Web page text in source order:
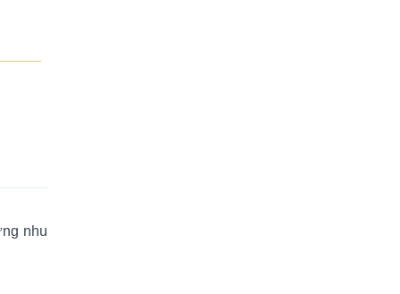
nhu